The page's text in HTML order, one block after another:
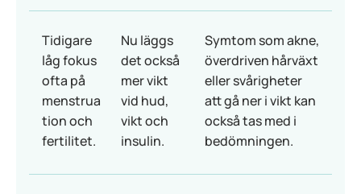
Tidigare
låg fokus
ofta på
menstrua
tion och
fertilitet.
Nu läggs
det också
mer vikt
vid hud,
vikt och
insulin.
Symtom som akne,
överdriven hårväxt
eller svårigheter
att gå ner i vikt kan
också tas med i
bedömningen.